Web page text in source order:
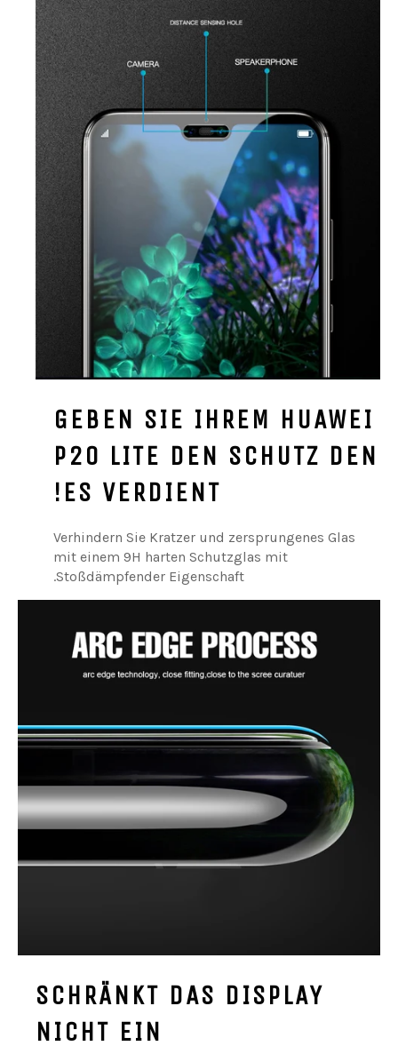
GEBEN SIE IHREM HUAWEI
P20 LITE DEN SCHUTZ DEN
ES VERDIENT!
Verhindern Sie Kratzer und zersprungenes Glas
mit einem 9H harten Schutzglas mit
Stoßdämpfender Eigenschaft.
SCHRÄNKT DAS DISPLAY
NICHT EIN